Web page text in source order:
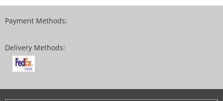
Payment Methods:
Delivery Methods: